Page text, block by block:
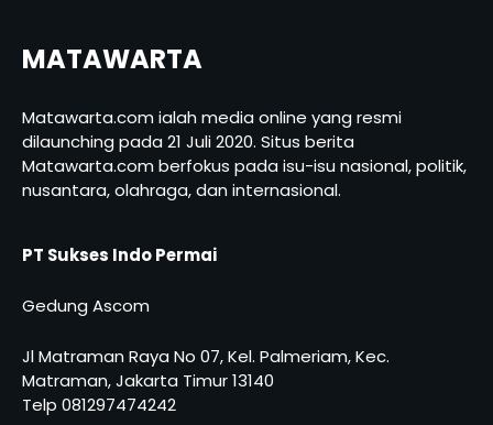
MATAWARTA
Matawarta.com ialah media online yang resmi
dilaunching pada 21 Juli 2020. Situs berita
Matawarta.com berfokus pada isu-isu nasional, politik,
nusantara, olahraga, dan internasional.
PT Sukses Indo Permai
Gedung Ascom
Jl Matraman Raya No 07, Kel. Palmeriam, Kec.
Matraman, Jakarta Timur 13140
Telp 081297474242